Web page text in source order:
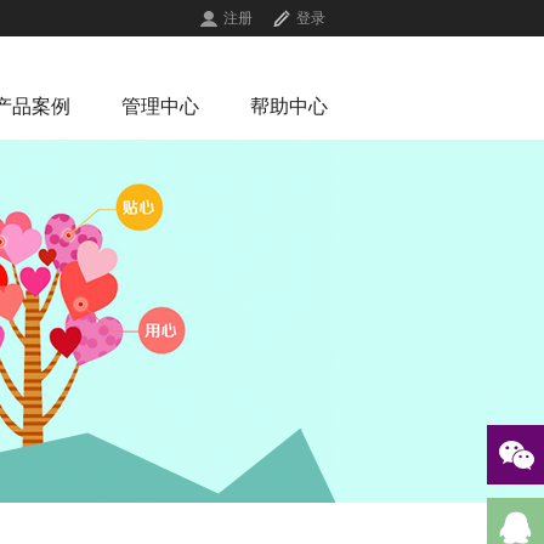
注册 登录
品案例 管理中心 帮助中心